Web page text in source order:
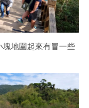
地圍起來有冒一些